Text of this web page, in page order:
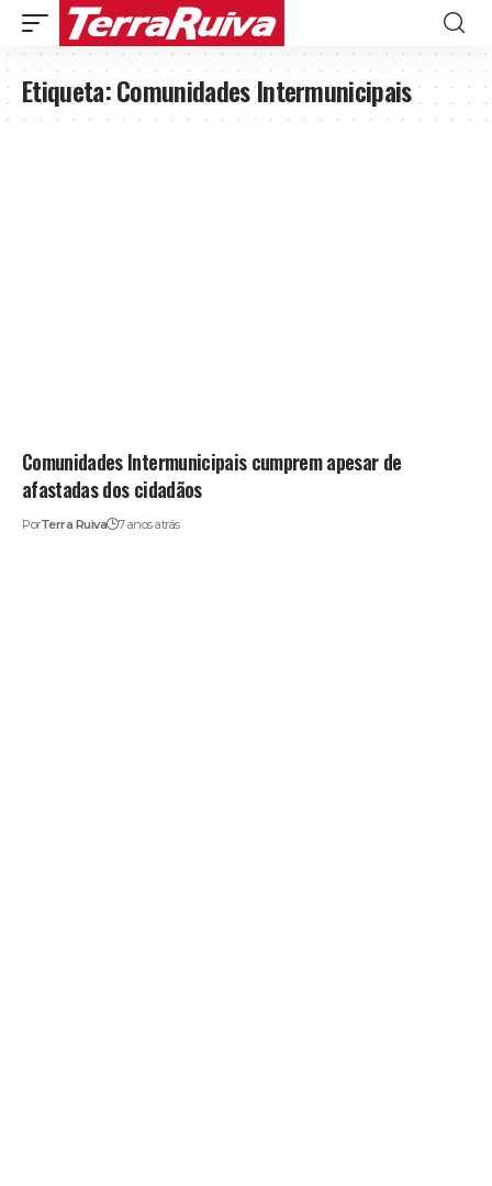
Etiqueta:Comunidades Intermunicipais
Comunidades Intermunicipais cumprem apesar de
afastadas dos cidadãos
PorTerra Ruiva 7 anos atrás